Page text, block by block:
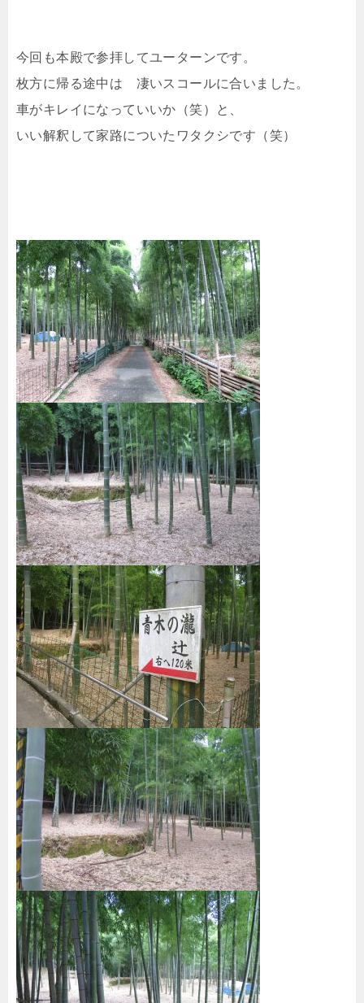
今回も本殿で参拝してユーターンです。
枚方に帰る途中は 凄いスコールに合いました。
車がキレイになっていいか（笑）と、
いい解釈して家路についたワタクシです（笑）